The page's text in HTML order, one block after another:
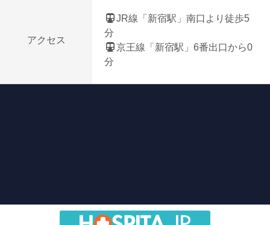
アクセス
JR線「新宿駅」南口より徒歩5
分
京王線「新宿駅」6番出口から0
分